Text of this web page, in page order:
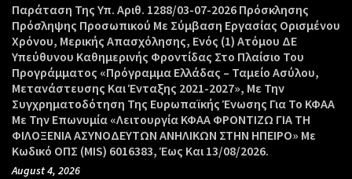
Παράταση Της Υπ. Αριθ. 1288/03-07-2026 Πρόσκλησης
Πρόσληψης Προσωπικού Με Σύμβαση Εργασίας Ορισμένου
Χρόνου, Μερικής Απασχόλησης, Ενός (1) Ατόμου ΔΕ
Υπεύθυνου Καθημερινής Φροντίδας Στο Πλαίσιο Του
Προγράμματος «Πρόγραμμα Ελλάδας – Ταμείο Ασύλου,
Μετανάστευσης Και Ένταξης 2021-2027», Με Την
Συγχρηματοδότηση Της Ευρωπαϊκής Ένωσης Για Το ΚΦΑΑ
Με Την Επωνυμία «Λειτουργία ΚΦΑΑ ΦΡΟΝΤΙΖΩ ΓΙΑ ΤΗ
ΦΙΛΟΞΕΝΙΑ ΑΣΥΝΟΔΕΥΤΩΝ ΑΝΗΛΙΚΩΝ ΣΤΗΝ ΗΠΕΙΡΟ» Με
Κωδικό ΟΠΣ (MIS) 6016383, Έως Και 13/08/2026.
August 4, 2026